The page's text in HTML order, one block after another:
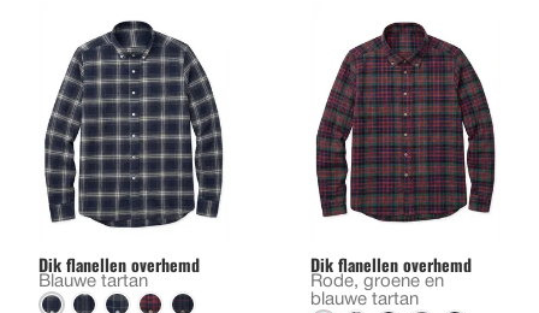
Dik flanellen overhemd
Blauwe tartan
Dik flanellen overhemd
Rode, groene en
blauwe tartan